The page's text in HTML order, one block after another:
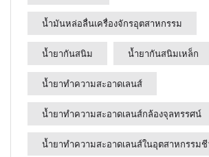
น้ำมันหล่อลื่นเครื่องจักรอุตสาหกรรม
น้ำยากันสนิม น้ำยากันสนิมเหล็ก
น้ำยาทำความสะอาดเลนส์
น้ำยาทำความสะอาดเลนส์กล้องจุลทรรศน์
น้ำยาทำความสะอาดเลนส์ในอุตสาหกรรมชี